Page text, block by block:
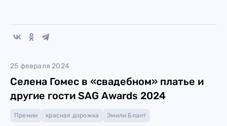
25 февраля 2024
Селена Гомес в «свадебном» платье и
другие гости SAG Awards 2024
Премии красная дорожка Эмили Блант